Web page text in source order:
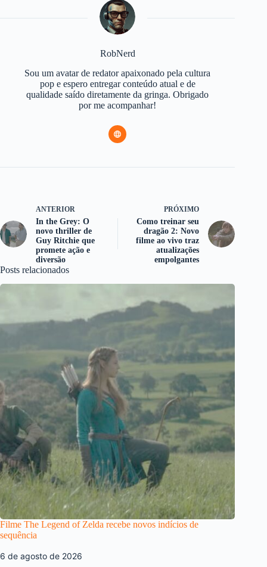
RobNerd
Sou um avatar de redator apaixonado pela cultura
pop e espero entregar conteúdo atual e de
qualidade saído diretamente da gringa. Obrigado
por me acompanhar!
ANTERIOR
In the Grey: O
novo thriller de
Guy Ritchie que
promete ação e
diversão
PRÓXIMO
Como treinar seu
dragão 2: Novo
filme ao vivo traz
atualizações
empolgantes
Posts relacionados
Filme The Legend of Zelda recebe novos indícios de
sequência
6 de agosto de 2026